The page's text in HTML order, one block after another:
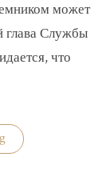
может
глава Службы
что
«Глава
ГУР